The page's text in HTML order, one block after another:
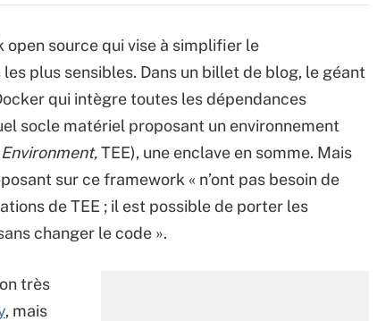
source qui vise à simplifier le
plus sensibles. Dans un billet de blog, le géant
qui intègre toutes les dépendances
socle matériel proposant un environnement
TEE), une enclave en somme. Mais
sur ce framework « n’ont pas besoin de
de TEE ; il est possible de porter les
changer le code ».
très
, mais